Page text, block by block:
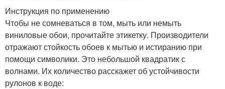
Инструкция по применению
Чтобы не сомневаться в том, мыть или немыть
виниловые обои, прочитайте этикетку. Производители
отражают стойкость обоев к мытью и истиранию при
помощи символики. Это небольшой квадратик с
волнами. Их количество расскажет об устойчивости
рулонов к воде: